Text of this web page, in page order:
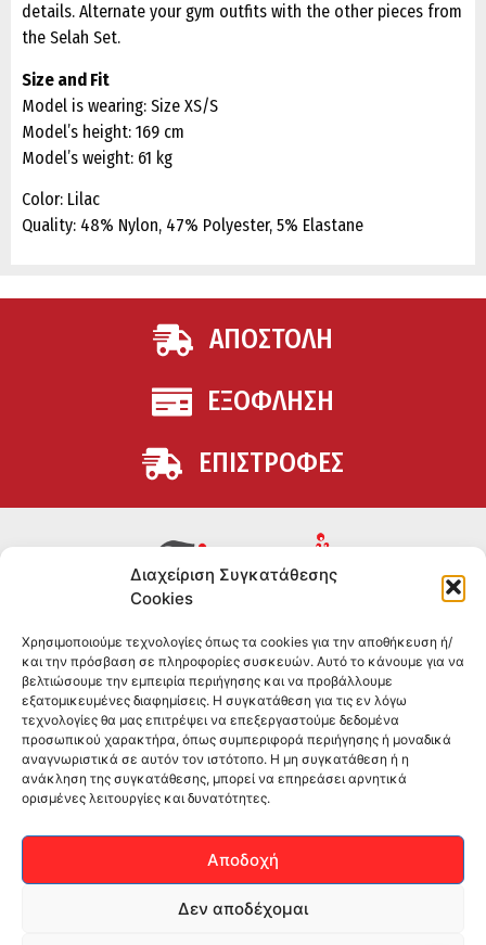
Διαχείριση Συγκατάθεσης
Cookies
Χρησιμοποιούμε τεχνολογίες όπως τα cookies για την αποθήκευση ή/
και την πρόσβαση σε πληροφορίες συσκευών. Αυτό το κάνουμε για να
βελτιώσουμε την εμπειρία περιήγησης και να προβάλλουμε
εξατομικευμένες διαφημίσεις. Η συγκατάθεση για τις εν λόγω
τεχνολογίες θα μας επιτρέψει να επεξεργαστούμε δεδομένα
προσωπικού χαρακτήρα, όπως συμπεριφορά περιήγησης ή μοναδικά
αναγνωριστικά σε αυτόν τον ιστότοπο. Η μη συγκατάθεση ή η
ανάκληση της συγκατάθεσης, μπορεί να επηρεάσει αρνητικά
ορισμένες λειτουργίες και δυνατότητες.
Αποδοχή
Δεν αποδέχομαι
details. Alternate your gym outfits with the other pieces from
the Selah Set.
Size and Fit
Model is wearing: Size XS/S
Model’s height: 169 cm
Model’s weight: 61 kg
Color: Lilac
Quality: 48% Nylon, 47% Polyester, 5% Elastane
ΑΠΟΣΤΟΛΗ
ΕΞΟΦΛΗΣΗ
ΕΠΙΣΤΡΟΦΕΣ
θέλουν να βελτιώσουν τη διατροφή και την υγεία τους.
Επώνυμα brands και εμπειρία ετών στο χώρο.
ΠΛΗΡΟΦΟΡΙΕΣ
-ΤΗΛ:2551 181428
–ΟΡΟΙ & ΠΡΟΣΩΠΙΚΑ ΔΕΔΟΜΕΝΑ
SOCIAL MEDIA